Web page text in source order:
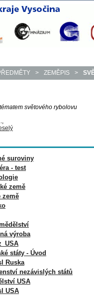
> ZEMĚPIS >
světového rybolovu
suroviny
- test
země
země
výroba
státy - Úvod
Ruska
nezávislých států
USA
USA